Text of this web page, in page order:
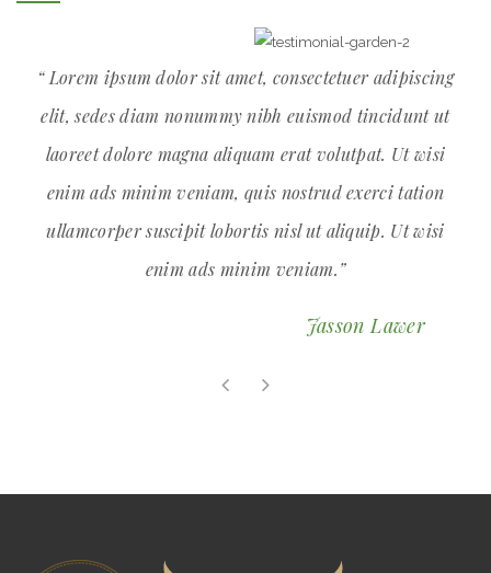
“ Lorem ipsum dolor sit amet, consectetuer adipiscing
elit, sedes diam nonummy nibh euismod tincidunt ut
laoreet dolore magna aliquam erat volutpat. Ut wisi
enim ads minim veniam, quis nostrud exerci tation
ullamcorper suscipit lobortis nisl ut aliquip. Ut wisi
enim ads minim veniam.”
Jasson Lawer